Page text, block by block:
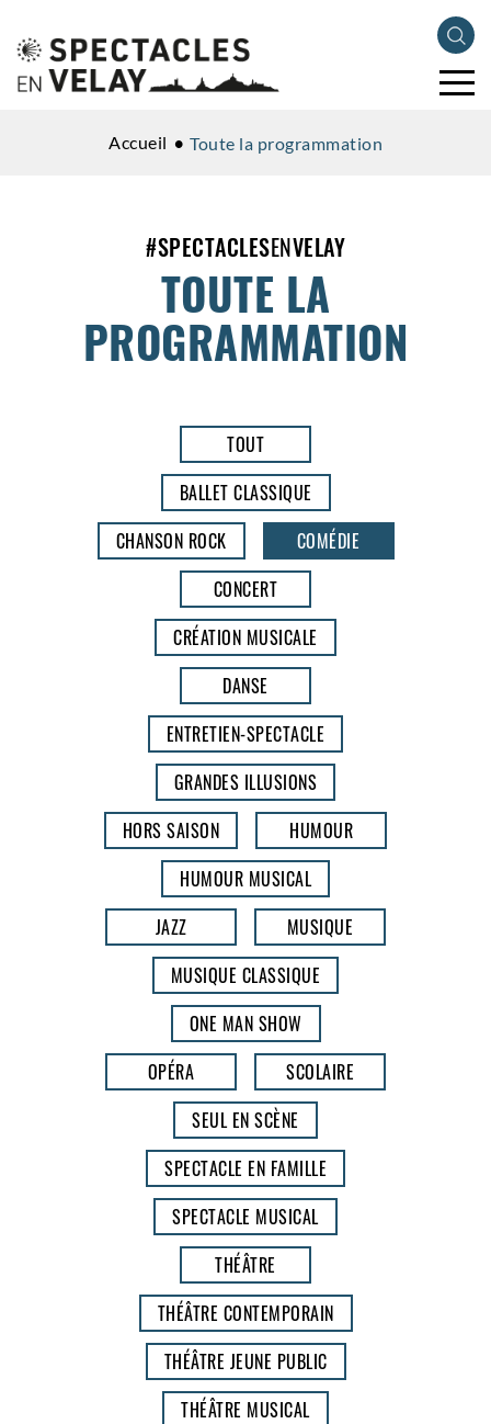
Accueil Toute la programmation
#SPECTACLESENVELAY
TOUTE LA
PROGRAMMATION
TOUT
BALLET CLASSIQUE
CHANSON ROCK
COMÉDIE
CONCERT
CRÉATION MUSICALE
DANSE
ENTRETIEN-SPECTACLE
GRANDES ILLUSIONS
HORS SAISON
HUMOUR
HUMOUR MUSICAL
JAZZ
MUSIQUE
MUSIQUE CLASSIQUE
ONE MAN SHOW
OPÉRA
SCOLAIRE
SEUL EN SCÈNE
SPECTACLE EN FAMILLE
SPECTACLE MUSICAL
THÉÂTRE
THÉÂTRE CONTEMPORAIN
THÉÂTRE JEUNE PUBLIC
THÉÂTRE MUSICAL